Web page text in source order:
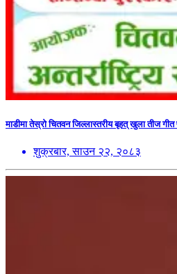
माडीमा तेस्रो चितवन जिल्लास्तरीय बृहत् खुला तीज गीत
शुक्रबार, साउन २२, २०८३